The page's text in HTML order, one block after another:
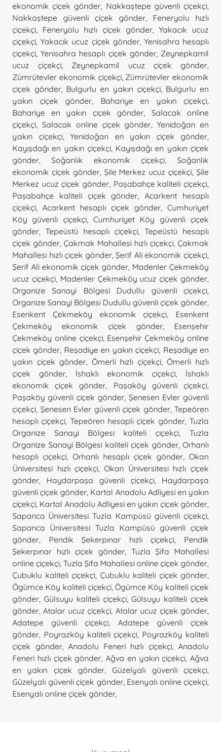
ekonomik çiçek gönder, Nakkaştepe güvenli çiçekçi,
Nakkaştepe güvenli çiçek gönder, Feneryolu hızlı
çiçekçi, Feneryolu hızlı çiçek gönder, Yakacık ucuz
çiçekçi,Yakacık ucuz çiçek gönder, Yenisahra hesaplı
çiçekçi,Yenisahra hesaplı çiçek gönder, Zeynepkamil
ucuz çiçekçi, Zeynepkamil ucuz çiçek gönder,
Zümrütevler ekonomik çiçekçi, Zümrütevler ekonomik
çiçek gönder, Bulgurlu en yakın çiçekçi, Bulgurlu en
yakın çiçek gönder, Bahariye en yakın çiçekçi,
Bahariye en yakın çiçek gönder, Salacak online
çiçekçi, Salacak online çiçek gönder,Yenidoğan en
yakın çiçekçi, Yenidoğan en yakın çiçek gönder,
Kayışdağı en yakın çiçekçi, Kayışdağı en yakın çiçek
gönder, Soğanlık ekonomik çiçekçi, Soğanlık
ekonomik çiçek gönder, Şile Merkez ucuz çiçekçi,Şile
Merkez ucuz çiçek gönder, Paşabahçe kaliteli çiçekçi,
Paşabahçe kaliteli çiçek gönder,Acarkent hesaplı
çiçekçi, Acarkent hesaplı çiçek gönder, Cumhuriyet
Köy güvenli çiçekçi,Cumhuriyet Köy güvenli çiçek
gönder, Tepeüstü hesaplı çiçekçi, Tepeüstü hesaplı
çiçek gönder, Çakmak Mahallesi hızlı çiçekçi, Çakmak
Mahallesi hızlı çiçek gönder,Şerif Ali ekonomik çiçekçi,
Şerif Ali ekonomik çiçek gönder, Madenler Çekmeköy
ucuz çiçekçi, Madenler Çekmeköy ucuz çiçek gönder,
Organize Sanayi Bölgesi Dudullu güvenli çiçekçi,
Organize Sanayi Bölgesi Dudullu güvenli çiçek gönder,
Esenkent Çekmeköy ekonomik çiçekçi, Esenkent
Çekmeköy ekonomik çiçek gönder, Esenşehir
Çekmeköy online çiçekçi, Esenşehir Çekmeköy online
çiçek gönder, Reşadiye en yakın çiçekçi, Reşadiye en
yakın çiçek gönder, Ömerli hızlı çiçekçi,Ömerli hızlı
çiçek gönder, İshaklı ekonomik çiçekçi, İshaklı
ekonomik çiçek gönder, Paşaköy güvenli çiçekçi,
Paşaköy güvenli çiçek gönder, Şenesen Evler güvenli
çiçekçi, Şenesen Evler güvenli çiçek gönder, Tepeören
hesaplı çiçekçi, Tepeören hesaplı çiçek gönder,Tuzla
Organize Sanayi Bölgesi kaliteli çiçekçi, Tuzla
Organize Sanayi Bölgesi kaliteli çiçek gönder, Orhanlı
hesaplı çiçekçi, Orhanlı hesaplı çiçek gönder, Okan
Üniversitesi hızlı çiçekçi,Okan Üniversitesi hızlı çiçek
gönder, Haydarpaşa güvenli çiçekçi, Haydarpaşa
güvenli çiçek gönder, Kartal Anadolu Adliyesi en yakın
çiçekçi, Kartal Anadolu Adliyesi en yakın çiçek gönder,
Sapanca Üniversitesi Tuzla Kampüsü güvenli çiçekçi,
Sapanca Üniversitesi Tuzla Kampüsü güvenli çiçek
gönder, Pendik Şekerpınar hızlı çiçekçi, Pendik
Şekerpınar hızlı çiçek gönder, Tuzla Şifa Mahallesi
online çiçekçi, Tuzla Şifa Mahallesi online çiçek gönder,
Çubuklu kaliteli çiçekçi, Çubuklu kaliteli çiçek gönder,
Ögümce Köy kaliteli çiçekçi,Ögümce Köy kaliteli çiçek
gönder, Gülsuyu kaliteli çiçekçi,Gülsuyu kaliteli çiçek
gönder,Atalar ucuz çiçekçi, Atalar ucuz çiçek gönder,
Adatepe güvenli çiçekçi, Adatepe güvenli çiçek
gönder, Poyrazköy kaliteli çiçekçi, Poyrazköy kaliteli
çiçek gönder, Anadolu Feneri hızlı çiçekçi, Anadolu
Feneri hızlı çiçek gönder, Ağva en yakın çiçekçi, Ağva
en yakın çiçek gönder,Güzelyalı güvenli çiçekçi,
Güzelyalı güvenli çiçek gönder, Esenyalı online çiçekçi,
Esenyalı online çiçek gönder,